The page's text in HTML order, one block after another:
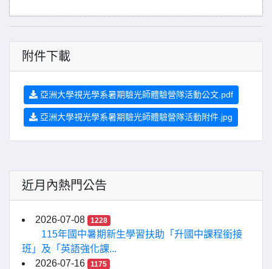
附件下載
亞洲大學視光學系暑期驗光師體驗營隊活動公文.pdf
亞洲大學視光學系暑期驗光師體驗營隊活動附件.jpg
近月內熱門公告
2026-07-08 1228
115年國中暑期新生學習扶助「升國中課程銜接
班」及「英語強化課...
2026-07-16
1175